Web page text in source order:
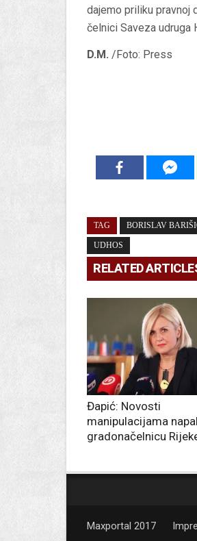
dajemo priliku pravnoj
čelnici Saveza udruga
D.M. /Foto: Press
TAG BORISLAV
UDHOS
RELATED
Đapić: Novosti
manipulacijama
gradonačelnicu
Maxportal 2017